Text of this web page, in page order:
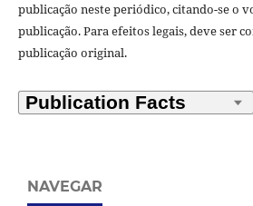
publicação neste periódico, citando-se o
publicação. Para efeitos legais, deve ser
publicação original.
NAVEGAR